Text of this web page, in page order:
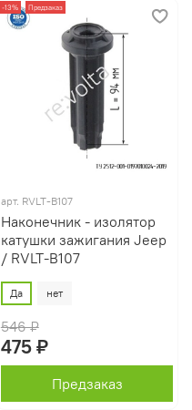
-13% Предзаказ
арт. RVLT-B107
Наконечник - изолятор
катушки зажигания Jeep
/ RVLT-B107
Да нет
546 ₽
475 ₽
Предзаказ